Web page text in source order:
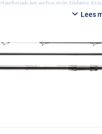
en extra grip tijdens
in geleideogen en
gebruik met gevlochten lijn en
zijn veelzijdig inzetbaar en
de molen vast op een vaste
Hybrid 4.25m 225g – K-Type
11in
Lees